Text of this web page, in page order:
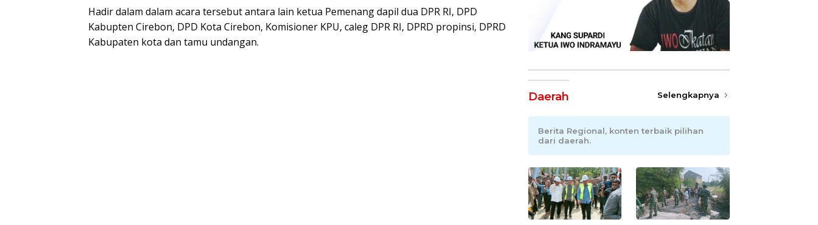
Hadir dalam dalam acara tersebut antara lain ketua Pemenang dapil dua DPR RI, DPD
Kabupten Cirebon, DPD Kota Cirebon, Komisioner KPU, caleg DPR RI, DPRD propinsi, DPRD
Kabupaten kota dan tamu undangan.
Daerah Selengkapnya
Berita Regional, konten terbaik pilihan
dari daerah.